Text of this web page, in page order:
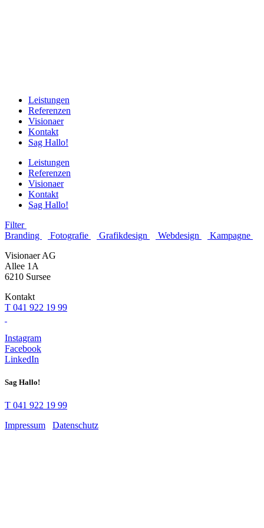
Leistungen
Referenzen
Visionaer
Kontakt
Sag Hallo!
Leistungen
Referenzen
Visionaer
Kontakt
Sag Hallo!
Filter
Branding
Fotografie Grafikdesign Webdesign
Kampagne
Visionaer AG
Allee 1A
6210 Sursee
Kontakt
T 041 922 19 99
Instagram
Facebook
LinkedIn
Sag Hallo!
T 041 922 19 99
Impressum
Datenschutz